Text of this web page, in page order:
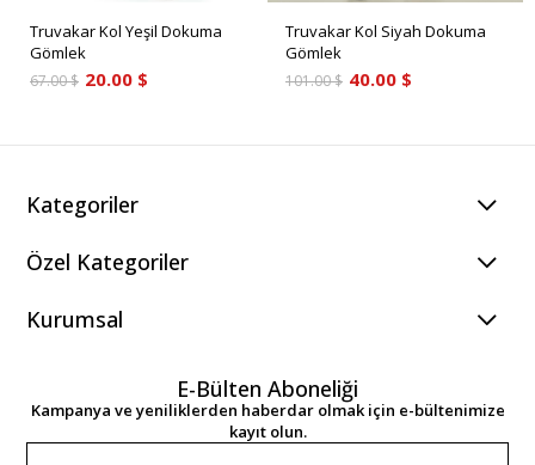
Truvakar Kol Yeşil Dokuma
Gömlek
20.00 $
67.00 $
Truvakar Kol Siyah Dokuma
Gömlek
40.00 $
101.00 $
Kategoriler
Özel Kategoriler
Kurumsal
E-Bülten Aboneliği
Kampanya ve yeniliklerden haberdar olmak için e-bültenimize
kayıt olun.